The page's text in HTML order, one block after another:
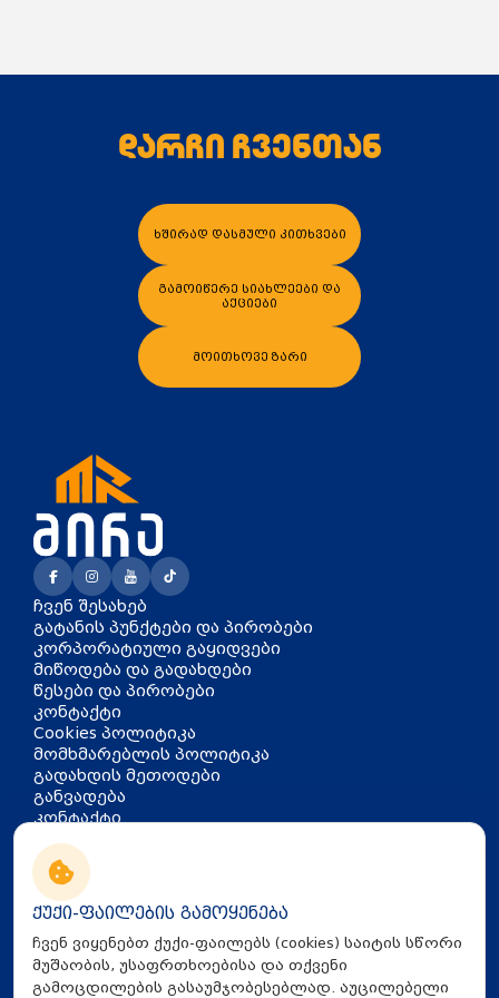
კალათაში დამატება
დარჩი ჩვენთან
ხშირად დასმული კითხვები
გამოიწერე სიახლეები და
აქციები
მოითხოვე ზარი
კონტაქტი
თბილისი, აკაკი წერეთლის
გამზირი 126
info@mira.ge
032 235 60 01
ჩვენ შესახებ
გატანის პუნქტები და პირობები
კორპორატიული გაყიდვები
მიწოდება და გადახდები
წესები და პირობები
კონტაქტი
Cookies პოლიტიკა
მომხმარებლის პოლიტიკა
გადახდის მეთოდები
განვადება
ქუქი-ფაილების გამოყენება
ჩვენ ვიყენებთ ქუქი-ფაილებს (cookies) საიტის სწორი
მუშაობის, უსაფრთხოებისა და თქვენი
გამოცდილების გასაუმჯობესებლად. აუცილებელი